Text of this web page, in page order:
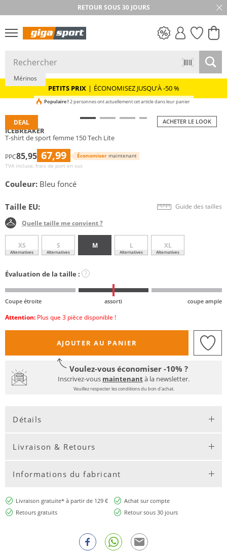
RETOUR SOUS 30 JOURS
PETITS PRIX
PETITS PRIX | ÉCONOMISEZ JUSQU'À -50 %
ACHETER LE LOOK
DEAL
Mérinos
Populaire ! 2 personnes ont actuellement cet article dans leur panier
ICEBREAKER
T-shirt de sport femme 150 Tech Lite
PPC85,95 67,99 Économiser maintenant
TVA incluse, frais de port en sus
Couleur: Bleu foncé
Taille EU: Guide des tailles
Quelle taille me convient ?
XS
Alternatives
S
Alternatives
M L
Alternatives
XL
Alternatives
Évaluation de la taille : ?
Coupe étroite assorti coupe ample
Attention: Plus que 3 pièce disponible !
AJOUTER AU PANIER
Voulez-vous économiser -10% ?
Inscrivez-vous maintenantà la newsletter.
Veuillez respecter les conditions du bon d'achat.
Détails
Livraison & Retours
Informations du fabricant
Livraison gratuite* à partir de 129 €
Achat sur compte
Retours gratuits
Retour sous 30 jours